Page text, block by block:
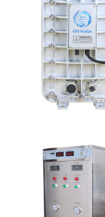
EDI超纯水处